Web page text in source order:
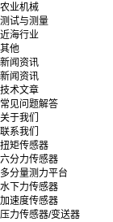
农业机械
测试与测量
近海行业
其他
新闻资讯
新闻资讯
技术文章
常见问题解答
关于我们
联系我们
扭矩传感器
六分力传感器
多分量测力平台
水下力传感器
加速度传感器
压力传感器/变送器